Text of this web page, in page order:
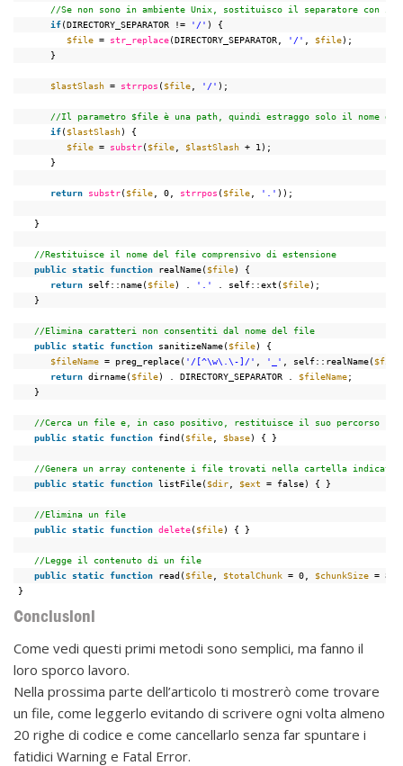
//Se non sono in ambiente Unix, sostituisco il separatore con
if(DIRECTORY_SEPARATOR != '/' ) {
$file = str_replace(DIRECTORY_SEPARATOR, '/' $file);
}
$lastSlash = strrpos ($file '/' );
//Il parametro $file è una path, quindi estraggo solo il nome
if($lastSlash) {
$file = substr($file $lastSlash + 1);
}
return substr($file , 0, strrpos ($file '.' ));
}
//Restituisce il nome del file comprensivo di estensione
public static function realName($file) {
return self::name($file) . '.' . self::ext($file);
}
//Elimina caratteri non consentiti dal nome del file
public static function sanitizeName($file) {
$fileName = preg_replace( '/[^\w\.\-]/' '_' , self::realName($file
return dirname($file) . DIRECTORY_SEPARATOR . $fileName;
}
//Cerca un file e, in caso positivo, restituisce il suo percorso
public static function find($file $base) { }
//Genera un array contenente i file trovati nella cartella indicata
public static function listFile($dir $ext = false) { }
//Elimina un file
public static function delete($file) { }
//Legge il contenuto di un file
public static function read($file $totalChunk = 0, $chunkSize =
}
Conclusioni
Come vedi questi primi metodi sono semplici, ma fanno il
loro sporco lavoro.
Nella prossima parte dell’articolo ti mostrerò come trovare
un file, come leggerlo evitando di scrivere ogni volta almeno
20 righe di codice e come cancellarlo senza far spuntare i
fatidici Warning e Fatal Error.